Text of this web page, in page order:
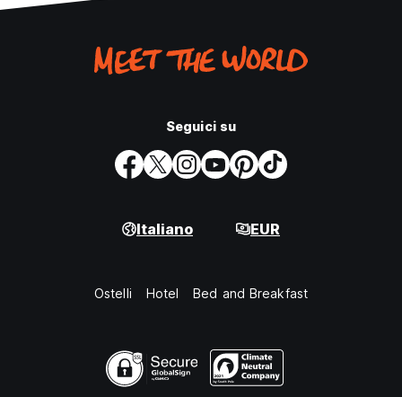
Seguici su
Italiano EUR
Ostelli Hotel Bed and Breakfast